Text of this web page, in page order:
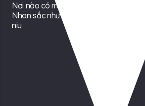
Nơi nào có mỹ nhân này nơi đó là
Nhan sắc như bước ra từ tranh cổ,
niu